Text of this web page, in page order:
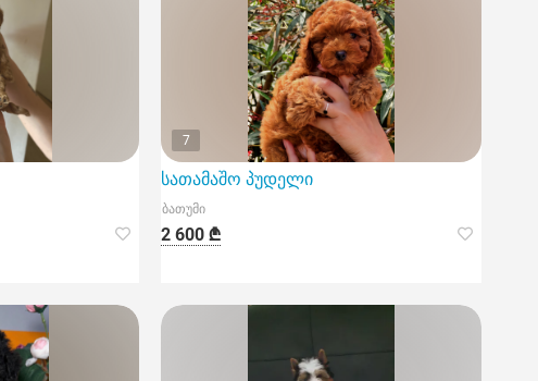
ბათუმსა და თბილისში.
7
სათამაშო პუდელი
ბათუმი
2 600 ₾